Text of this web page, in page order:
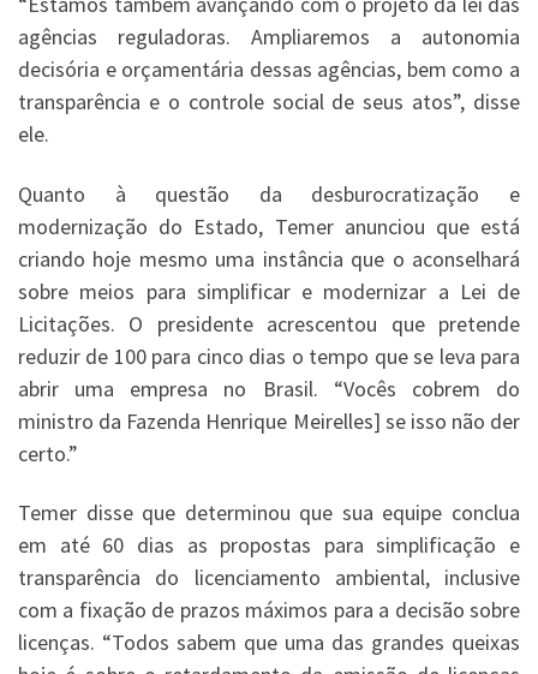
agências reguladoras. Ampliaremos a autonomia
decisória e orçamentária dessas agências, bem como a
transparência e o controle social de seus atos”, disse
ele.
Quanto à questão da desburocratização e
modernização do Estado, Temer anunciou que está
criando hoje mesmo uma instância que o aconselhará
sobre meios para simplificar e modernizar a Lei de
Licitações. O presidente acrescentou que pretende
reduzir de 100 para cinco dias o tempo que se leva para
abrir uma empresa no Brasil. “Vocês cobrem do
ministro da Fazenda Henrique Meirelles] se isso não der
certo.”
Temer disse que determinou que sua equipe conclua
em até 60 dias as propostas para simplificação e
transparência do licenciamento ambiental, inclusive
com a fixação de prazos máximos para a decisão sobre
licenças. “Todos sabem que uma das grandes queixas